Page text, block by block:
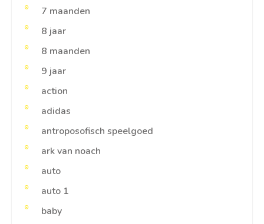
7 maanden
8 jaar
8 maanden
9 jaar
action
adidas
antroposofisch speelgoed
ark van noach
auto
auto 1
baby